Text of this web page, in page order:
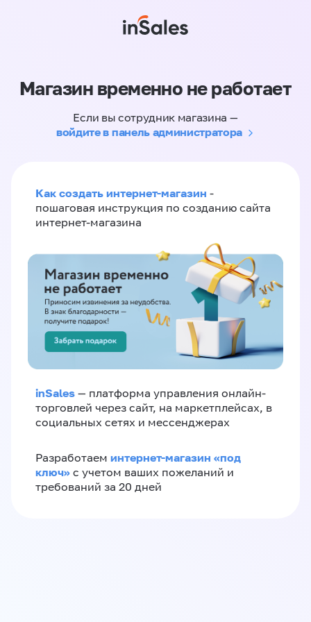
Магазин временно не работает
Если вы сотрудник магазина —
войдите в панель администратора
Как создать интернет-магазин -
пошаговая инструкция по созданию сайта
интернет-магазина
inSales — платформа управления онлайн-
торговлей через сайт, на маркетплейсах, в
социальных сетях и мессенджерах
Разработаем интернет-магазин «‎под
ключ»‎ с учетом ваших пожеланий и
требований за 20 дней